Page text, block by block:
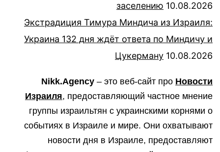
заселению 10.08.2026
Экстрадиция Тимура Миндича из Израиля:
Украина 132 дня ждёт ответа по Миндичу и
Цукерману 10.08.2026
Nikk.Agency – это веб-сайт про Новости
Израиля, предоставляющий частное мнение
группы израильтян с украинскими корнями о
событиях в Израиле и мире. Они охватывают
новости дня в Израиле, предоставляют